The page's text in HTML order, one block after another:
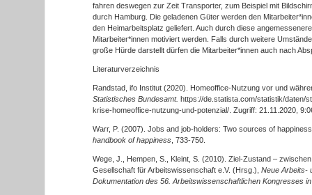
fahren deswegen zur Zeit Transporter, zum Beispiel mit
durch Hamburg. Die geladenen Güter werden den
den Heimarbeitsplatz geliefert. Auch durch diese
Mitarbeiter*innen motiviert werden. Falls durch weitere
große Hürde darstellt dürfen die Mitarbeiter*innen auch nach
Literaturverzeichnis
Randstad, ifo Institut (2020). Homeoffice-Nutzung vor und
Statistisches Bundesamt. https://de.statista.com/statistik/daten/
krise-homeoffice-nutzung-und-potenzial/. Zugriff: 21.11.2020,
Warr, P. (2007). Jobs and job-holders: Two sources of
handbook of happiness , 733-750.
Wege, J., Hempen, S., Kleint, S. (2010). Ziel-Zustand –
Gesellschaft für Arbeitswissenschaft e.V. (Hrsg.), Neue Arbeits-
Dokumentation des 56. Arbeitswissenschaftlichen Kongresses